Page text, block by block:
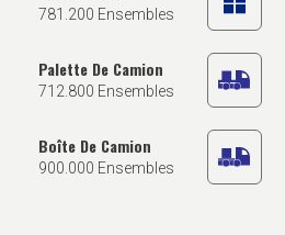
781.200 Ensembles
Palette De Camion
712.800 Ensembles
Boîte De Camion
900.000 Ensembles